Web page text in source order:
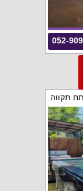
052-
תקווה